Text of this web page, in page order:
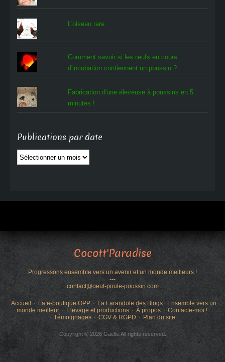
L'oiseau rare
Comment savoir si les œufs en cours
d'incubation contiennent un poussin ?
Fabrication d'une éleveuse à poussins en 5
minutes !
Publications par date
Publications
par
Cocott'Paradise
Progressons ensemble vers un avenir et un monde meilleurs !
---
contact@oeuf-poule-poussin.com
Accueil La e-boutique OPP
La Farandole des Blogs : Ensemble vers un
monde meilleur
Élevage et productions À propos
Contacte-moi !
Témoignages
CGV & RGPD Plan du site
Copyright © 2026 Gaëlle.All rights reserved.